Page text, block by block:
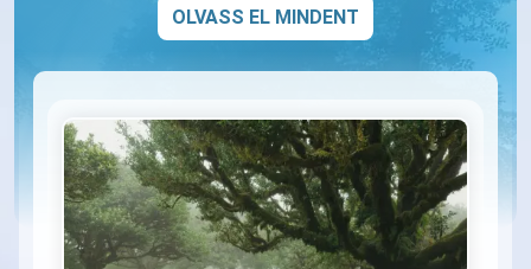
OLVASS EL MINDENT